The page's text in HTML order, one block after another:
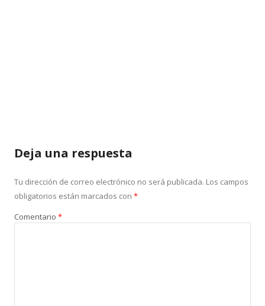
Deja una respuesta
Tu dirección de correo electrónico no será publicada. Los campos
obligatorios están marcados con *
Comentario *